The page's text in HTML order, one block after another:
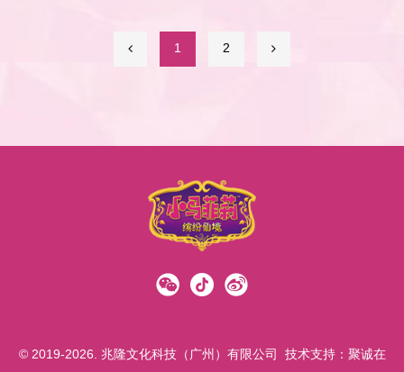
1 2
© 2019-2026. 兆隆文化科技（广州）有限公司 技术支持： 聚诚在